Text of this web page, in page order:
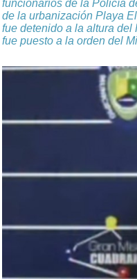
funcionarios de la Policía
de la urbanización Playa
fue detenido a la altura del
fue puesto a la orden del